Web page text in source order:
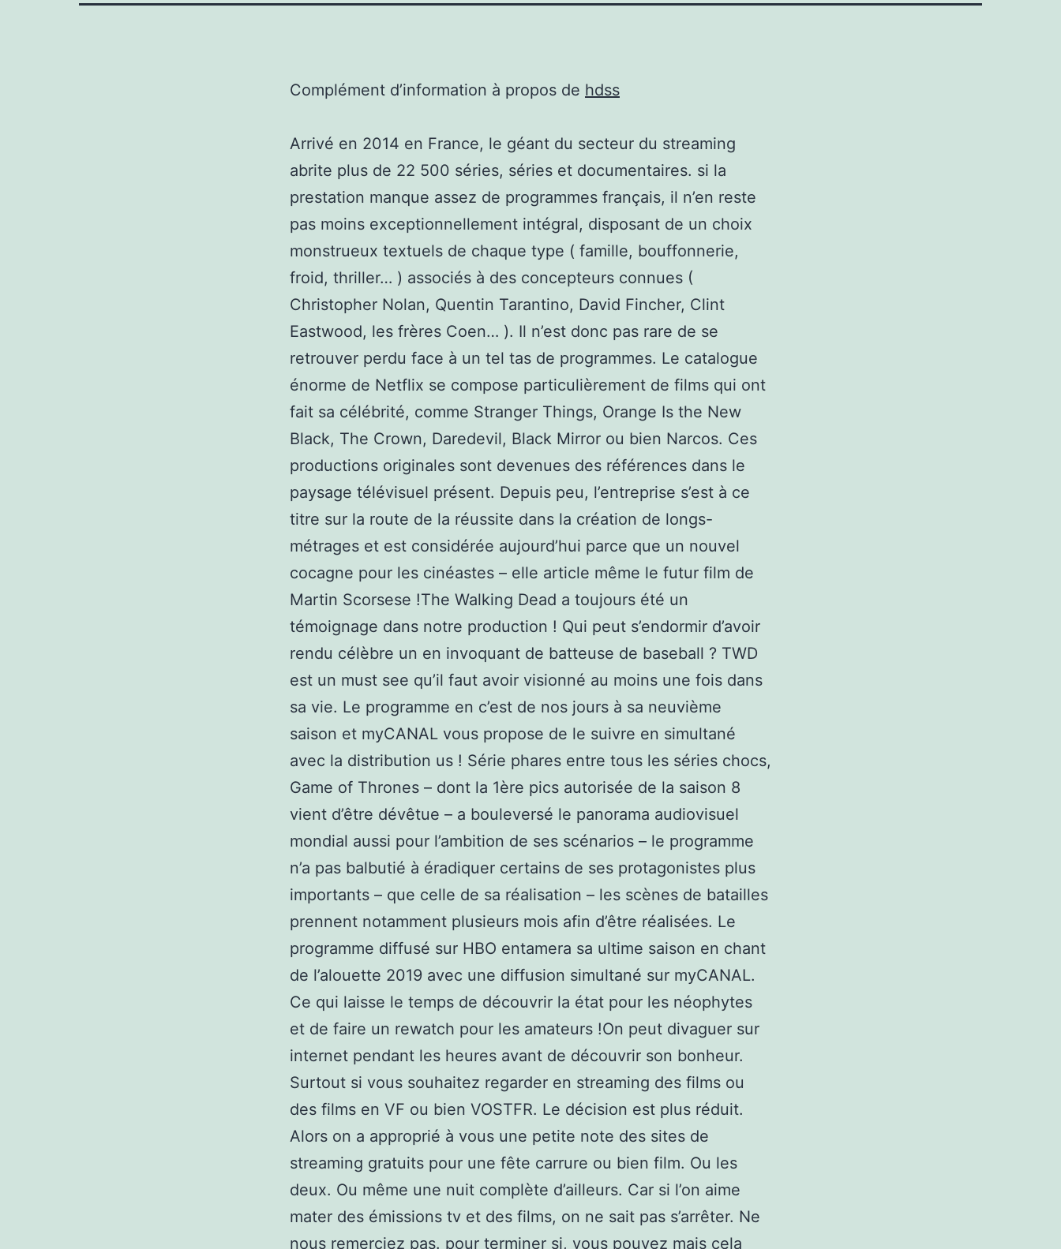
Complément d’information à propos de hdss
Arrivé en 2014 en France, le géant du secteur du streaming
abrite plus de 22 500 séries, séries et documentaires. si la
prestation manque assez de programmes français, il n’en reste
pas moins exceptionnellement intégral, disposant de un choix
monstrueux textuels de chaque type ( famille, bouffonnerie,
froid, thriller… ) associés à des concepteurs connues (
Christopher Nolan, Quentin Tarantino, David Fincher, Clint
Eastwood, les frères Coen… ). Il n’est donc pas rare de se
retrouver perdu face à un tel tas de programmes. Le catalogue
énorme de Netflix se compose particulièrement de films qui ont
fait sa célébrité, comme Stranger Things, Orange Is the New
Black, The Crown, Daredevil, Black Mirror ou bien Narcos. Ces
productions originales sont devenues des références dans le
paysage télévisuel présent. Depuis peu, l’entreprise s’est à ce
titre sur la route de la réussite dans la création de longs-
métrages et est considérée aujourd’hui parce que un nouvel
cocagne pour les cinéastes – elle article même le futur film de
Martin Scorsese !The Walking Dead a toujours été un
témoignage dans notre production ! Qui peut s’endormir d’avoir
rendu célèbre un en invoquant de batteuse de baseball ? TWD
est un must see qu’il faut avoir visionné au moins une fois dans
sa vie. Le programme en c’est de nos jours à sa neuvième
saison et myCANAL vous propose de le suivre en simultané
avec la distribution us ! Série phares entre tous les séries chocs,
Game of Thrones – dont la 1ère pics autorisée de la saison 8
vient d’être dévêtue – a bouleversé le panorama audiovisuel
mondial aussi pour l’ambition de ses scénarios – le programme
n’a pas balbutié à éradiquer certains de ses protagonistes plus
importants – que celle de sa réalisation – les scènes de batailles
prennent notamment plusieurs mois afin d’être réalisées. Le
programme diffusé sur HBO entamera sa ultime saison en chant
de l’alouette 2019 avec une diffusion simultané sur myCANAL.
Ce qui laisse le temps de découvrir la état pour les néophytes
et de faire un rewatch pour les amateurs !On peut divaguer sur
internet pendant les heures avant de découvrir son bonheur.
Surtout si vous souhaitez regarder en streaming des films ou
des films en VF ou bien VOSTFR. Le décision est plus réduit.
Alors on a approprié à vous une petite note des sites de
streaming gratuits pour une fête carrure ou bien film. Ou les
deux. Ou même une nuit complète d’ailleurs. Car si l’on aime
mater des émissions tv et des films, on ne sait pas s’arrêter. Ne
nous remerciez pas. pour terminer si, vous pouvez mais cela